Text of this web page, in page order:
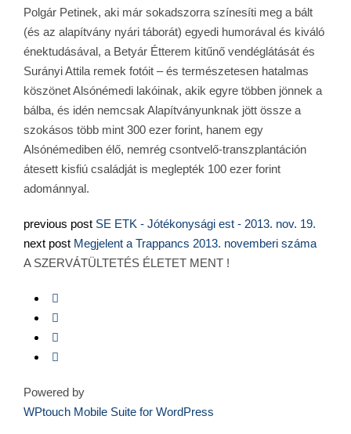
Polgár Petinek, aki már sokadszorra színesíti meg a bált
(és az alapítvány nyári táborát) egyedi humorával és kiváló
énektudásával, a Betyár Étterem kitűnő vendéglátását és
Surányi Attila remek fotóit – és természetesen hatalmas
köszönet Alsónémedi lakóinak, akik egyre többen jönnek a
bálba, és idén nemcsak Alapítványunknak jött össze a
szokásos több mint 300 ezer forint, hanem egy
Alsónémediben élő, nemrég csontvelő-transzplantáción
átesett kisfiú családját is meglepték 100 ezer forint
adománnyal.
previous post SE ETK - Jótékonysági est - 2013. nov. 19.
next post Megjelent a Trappancs 2013. novemberi száma
A SZERVÁTÜLTETÉS ÉLETET MENT !
Powered by
WPtouch Mobile Suite for WordPress